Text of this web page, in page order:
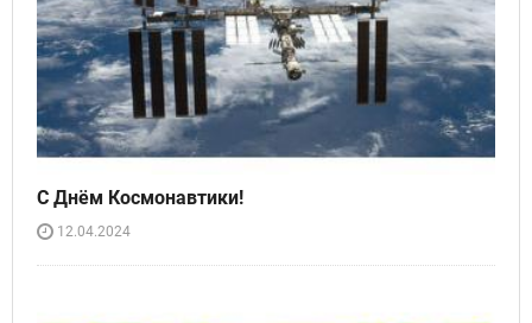
С Днём Космонавтики!
12.04.2024